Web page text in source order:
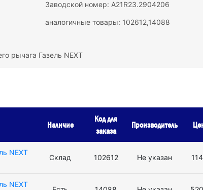
Заводской номер: A21R23.2904206
аналогичные товары: 102612,14088
рычага Газель NEXT
Наличие
Код для
заказа
Производитель
NEXT
Склад 102612 Не указан
NEXT